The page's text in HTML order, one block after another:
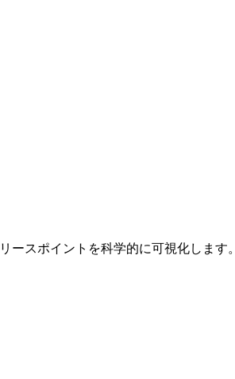
ースポイントを科学的に可視化します。